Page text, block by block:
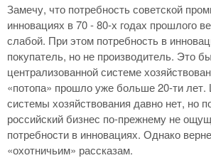
Замечу, что потребность советской
инновациях в 70 - 80-х годах прошлого
слабой. При этом потребность в
покупатель, но не производитель. Это
централизованной системе
«потопа» прошло уже больше 20-ти лет.
системы хозяйствования давно нет, но
российский бизнес по-прежнему не
потребности в инновациях. Однако
«охотничьим» рассказам.